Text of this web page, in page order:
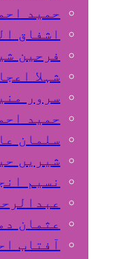
حمید
اشفاق
فرحین
شہلا
سرور
حمید
سلمان
شیریں
نسیم
عثمان
آفتاب